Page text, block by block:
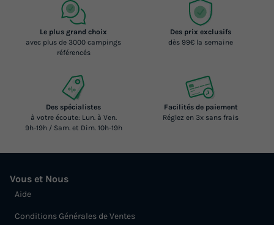
Le plus grand choix
avec plus de 3000 campings
référencés
Des prix exclusifs
dès 99€ la semaine
Des spécialistes
à votre écoute: Lun. à Ven.
9h-19h / Sam. et Dim. 10h-19h
Facilités de paiement
Réglez en 3x sans frais
Vous et Nous
Aide
Conditions Générales de Ventes